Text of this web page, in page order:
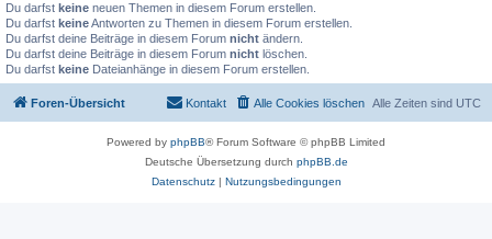
Du darfst keine neuen Themen in diesem Forum erstellen.
Du darfst keineAntworten zu Themen in diesem Forum erstellen.
Du darfst deine Beiträge in diesem Forum nicht ändern.
Du darfst deine Beiträge in diesem Forum nicht löschen.
Du darfst keine Dateianhänge in diesem Forum erstellen.
Foren-Übersicht Alle Zeiten sind UTC
Alle Cookies löschen
Kontakt
Powered by phpBB® Forum Software © phpBB Limited
Deutsche Übersetzung durch phpBB.de
Datenschutz| Nutzungsbedingungen